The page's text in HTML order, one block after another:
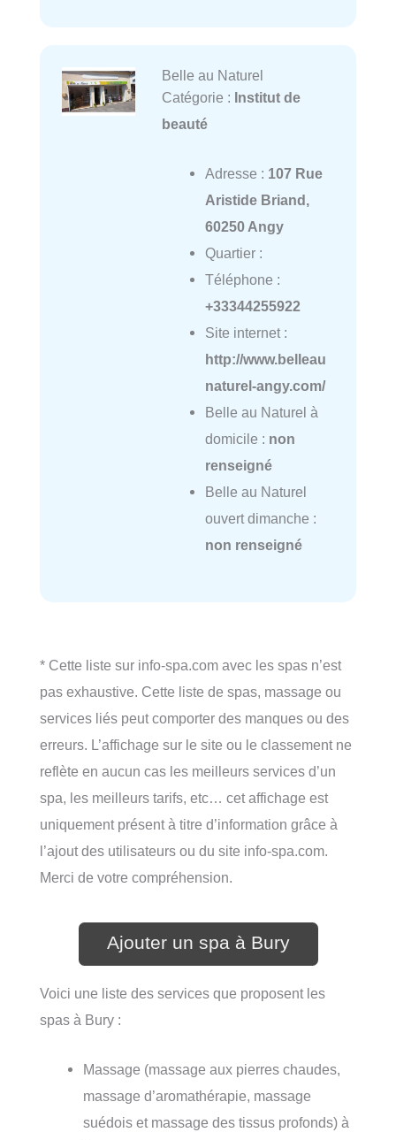
Belle au Naturel
Catégorie : Institut de
beauté
Adresse : 107 Rue
Aristide Briand,
60250 Angy
Quartier :
Téléphone :
+33344255922
Site internet :
http://www.belleau
naturel-angy.com/
Belle au Naturel à
domicile : non
renseigné
Belle au Naturel
ouvert dimanche :
non renseigné
* Cette liste sur info-spa.com avec les spas n’est
pas exhaustive. Cette liste de spas, massage ou
services liés peut comporter des manques ou des
erreurs. L’affichage sur le site ou le classement ne
reflète en aucun cas les meilleurs services d’un
spa, les meilleurs tarifs, etc… cet affichage est
uniquement présent à titre d’information grâce à
l’ajout des utilisateurs ou du site info-spa.com.
Merci de votre compréhension.
Ajouter un spa à Bury
Voici une liste des services que proposent les
spas à Bury :
Massage (massage aux pierres chaudes,
massage d’aromathérapie, massage
suédois et massage des tissus profonds) à